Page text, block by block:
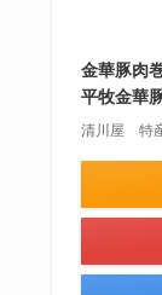
金華豚肉
平牧金華
清川屋 特